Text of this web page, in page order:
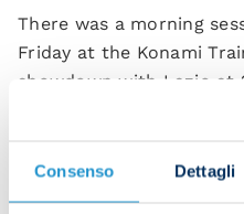
Consenso Dettagli
There was a morning
Friday at the Konami
showdown with Lazio at
at the Stadio Maradona
Warm-ups kicked the